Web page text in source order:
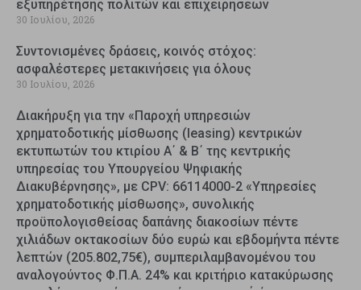
εξυπηρέτησης πολιτών και επιχειρήσεων
30 Ιουλίου, 2026
Συντονισμένες δράσεις, κοινός στόχος:
ασφαλέστερες μετακινήσεις για όλους
30 Ιουλίου, 2026
Διακήρυξη για την «Παροχή υπηρεσιών
χρηματοδοτικής μίσθωσης (leasing) κεντρικών
εκτυπωτών του κτιρίου Α΄ & Β΄ της κεντρικής
υπηρεσίας του Υπουργείου Ψηφιακής
Διακυβέρνησης», με CPV: 66114000-2 «Υπηρεσίες
χρηματοδοτικής μίσθωσης», συνολικής
προϋπολογισθείσας δαπάνης διακοσίων πέντε
χιλιάδων οκτακοσίων δύο ευρώ και εβδομήντα πέντε
λεπτών (205.802,75€), συμπεριλαμβανομένου του
αναλογούντος Φ.Π.Α. 24% και κριτήριο κατακύρωσης